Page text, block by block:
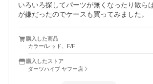
いろいろ探してパーツが無くなったり散ら
が嫌だったのでケースも買ってみました。
購入した商品
カラー/レッド、F/F
購入したストア
ダーツハイブ ヤフー店